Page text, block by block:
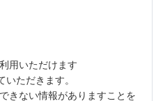
用いただけます
ただきます。
きない情報がありますことを